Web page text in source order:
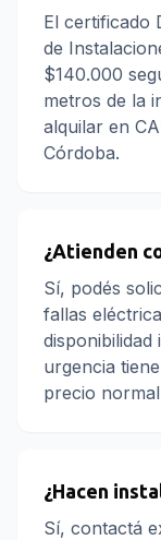
El certificado
de
$140.000
metros de la
alquilar en
Córdoba.
¿Atienden
Sí, podés
fallas
disponibilidad
urgencia
precio
¿Hacen
Sí, contactá